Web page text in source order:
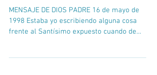
MENSAJE DE DIOS PADRE 16 de mayo de
1998 Estaba yo escribiendo alguna cosa
frente al Santísimo expuesto cuando de